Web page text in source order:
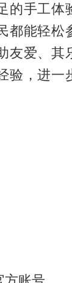
的手工
都能轻
友爱、
验，进